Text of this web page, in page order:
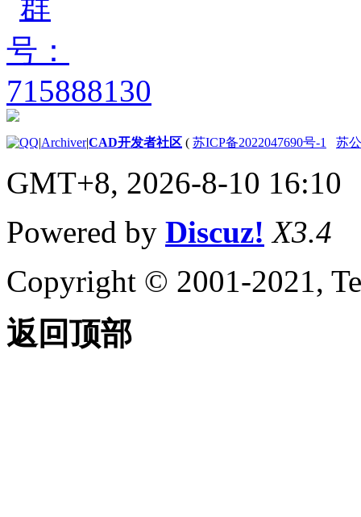
（.NET）
体设计器
使用属性窗口
（.NET）
应用程序初始化和加载
时优化 （.NET）
（.NET）
|Archiver|CAD开发者社区 ( 苏ICP备2022047690号-1 苏
GMT+8, 2026-8-10 16:10
Powered by Discuz! X3.4
Copyright © 2001-2021,
返回顶部